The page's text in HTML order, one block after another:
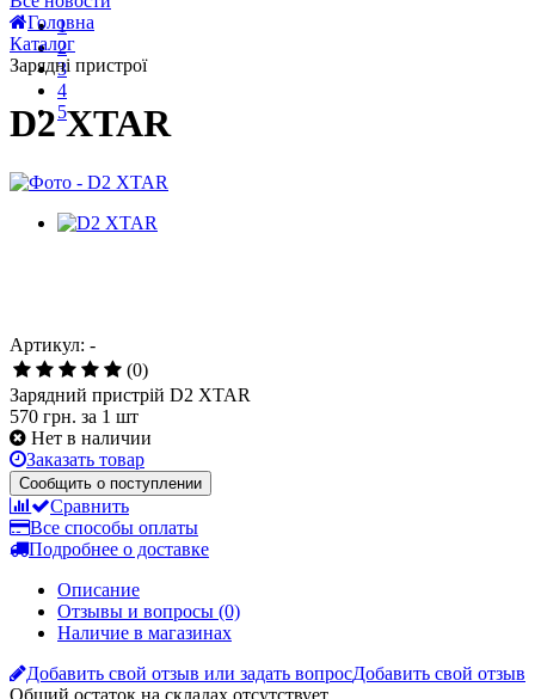
1
2
3
4
5
Карантин!!!!! ( но мы работаем!!!)
Все новости
Головна
Каталог
Зарядні пристрої
D2 XTAR
Артикул: -
(0)
Зарядний пристрій D2 XTAR
570 грн.за 1 шт
Нет в наличии
Заказать товар
Сообщить о поступлении
Сравнить
Подробнее о доставке
Описание
Наличие в магазинах